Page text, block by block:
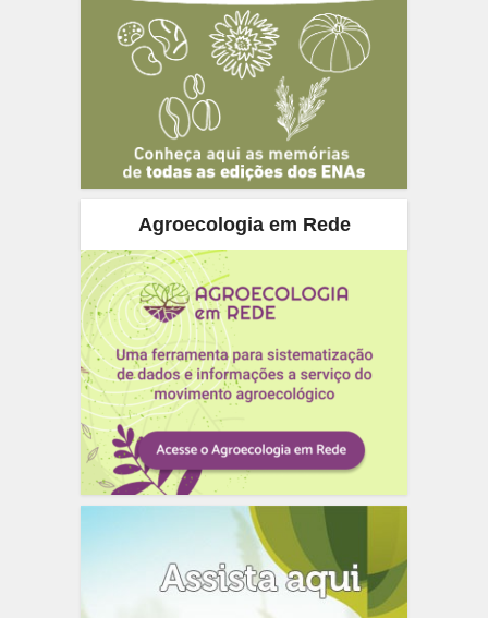
Agroecologia em Rede